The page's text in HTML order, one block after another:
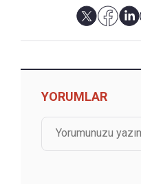
YORUMLAR